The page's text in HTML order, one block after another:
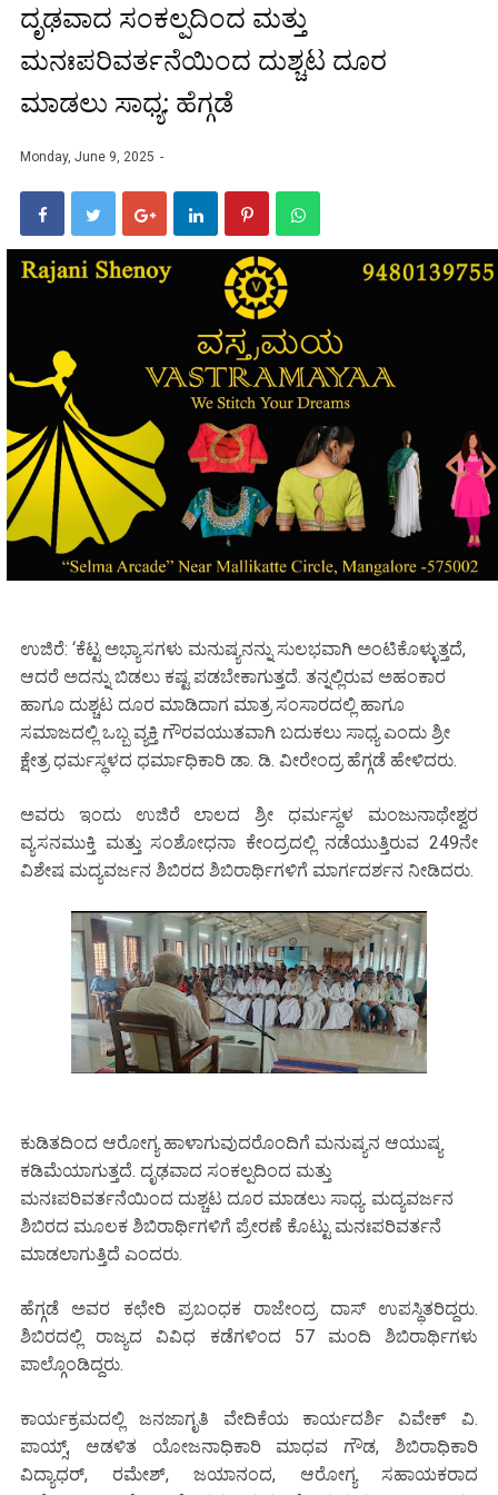
ದೃಢವಾದ ಸಂಕಲ್ಪದಿಂದ ಮತ್ತು
ಮನಃಪರಿವರ್ತನೆಯಿಂದ ದುಶ್ಚಟ ದೂರ
ಮಾಡಲು ಸಾಧ್ಯ: ಹೆಗ್ಗಡೆ
Monday, June 9, 2025
ಉಜಿರೆ: ‘ಕೆಟ್ಟ ಅಭ್ಯಾಸಗಳು ಮನುಷ್ಯನನ್ನು ಸುಲಭವಾಗಿ ಅಂಟಿಕೊಳ್ಳುತ್ತದೆ,
ಆದರೆ ಅದನ್ನು ಬಿಡಲು ಕಷ್ಟ ಪಡಬೇಕಾಗುತ್ತದೆ. ತನ್ನಲ್ಲಿರುವ ಅಹಂಕಾರ
ಹಾಗೂ ದುಶ್ಚಟ ದೂರ ಮಾಡಿದಾಗ ಮಾತ್ರ ಸಂಸಾರದಲ್ಲಿ ಹಾಗೂ
ಸಮಾಜದಲ್ಲಿ ಒಬ್ಬ ವ್ಯಕ್ತಿ ಗೌರವಯುತವಾಗಿ ಬದುಕಲು ಸಾಧ್ಯ ಎಂದು ಶ್ರೀ
ಕ್ಷೇತ್ರ ಧರ್ಮಸ್ಥಳದ ಧರ್ಮಾಧಿಕಾರಿ ಡಾ. ಡಿ. ವೀರೇಂದ್ರ ಹೆಗ್ಗಡೆ ಹೇಳಿದರು.
ಅವರು ಇಂದು ಉಜಿರೆ ಲಾಲದ ಶ್ರೀ ಧರ್ಮಸ್ಥಳ ಮಂಜುನಾಥೇಶ್ವರ
ವ್ಯಸನಮುಕ್ತಿ ಮತ್ತು ಸಂಶೋಧನಾ ಕೇಂದ್ರದಲ್ಲಿ ನಡೆಯುತ್ತಿರುವ 249ನೇ
ವಿಶೇಷ ಮದ್ಯವರ್ಜನ ಶಿಬಿರದ ಶಿಬಿರಾರ್ಥಿಗಳಿಗೆ ಮಾರ್ಗದರ್ಶನ ನೀಡಿದರು.
ಕುಡಿತದಿಂದ ಆರೋಗ್ಯ ಹಾಳಾಗುವುದರೊಂದಿಗೆ ಮನುಷ್ಯನ ಆಯುಷ್ಯ
ಕಡಿಮೆಯಾಗುತ್ತದೆ. ದೃಢವಾದ ಸಂಕಲ್ಪದಿಂದ ಮತ್ತು
ಮನಃಪರಿವರ್ತನೆಯಿಂದ ದುಶ್ಚಟ ದೂರ ಮಾಡಲು ಸಾಧ್ಯ. ಮದ್ಯವರ್ಜನ
ಶಿಬಿರದ ಮೂಲಕ ಶಿಬಿರಾರ್ಥಿಗಳಿಗೆ ಪ್ರೇರಣೆ ಕೊಟ್ಟು ಮನಃಪರಿವರ್ತನೆ
ಮಾಡಲಾಗುತ್ತಿದೆ ಎಂದರು.
ಹೆಗ್ಗಡೆ ಅವರ ಕಛೇರಿ ಪ್ರಬಂಧಕ ರಾಜೇಂದ್ರ ದಾಸ್ ಉಪಸ್ಥಿತರಿದ್ದರು.
ಶಿಬಿರದಲ್ಲಿ ರಾಜ್ಯದ ವಿವಿಧ ಕಡೆಗಳಿಂದ 57 ಮಂದಿ ಶಿಬಿರಾರ್ಥಿಗಳು
ಪಾಲ್ಗೊಂಡಿದ್ದರು.
ಕಾರ್ಯಕ್ರಮದಲ್ಲಿ ಜನಜಾಗೃತಿ ವೇದಿಕೆಯ ಕಾರ್ಯದರ್ಶಿ ವಿವೇಕ್ ವಿ.
ಪಾಯ್ಸ್, ಆಡಳಿತ ಯೋಜನಾಧಿಕಾರಿ ಮಾಧವ ಗೌಡ, ಶಿಬಿರಾಧಿಕಾರಿ
ವಿದ್ಯಾಧರ್, ರಮೇಶ್, ಜಯಾನಂದ, ಆರೋಗ್ಯ ಸಹಾಯಕರಾದ